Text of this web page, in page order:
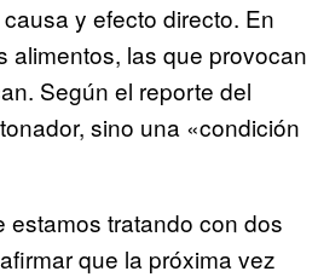
y efecto directo. En
alimentos, las que provocan
Según el reporte del
sino una «condición
estamos tratando con dos
que la próxima vez